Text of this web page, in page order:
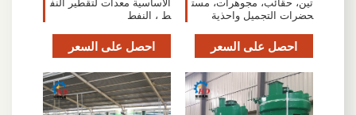
تين، حقائب، مجوهرات، مست
حضرات التجميل واحذية
احصل على السعر
الأساسية معدات لتقطير النف
ط ، النفط
احصل على السعر